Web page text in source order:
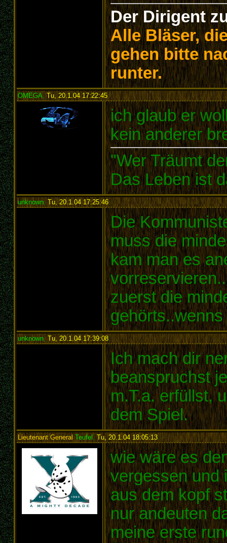
Der Dirigent
Alle Bläser,
gehen bitte
runter.
OMEGA ,Tu, 20.1.04 17:22:45:
ich glaub er
kein anderer
"Wer Träumt
Das Leben ist
unknown,Tu, 20.1.04 17:25:46:
Die
muss die
kam man es
zuerst die
unknown,Tu, 20.1.04 17:39:08:
Ich mach dir
beanspruchst
m.T.a. erfüllst,
dem Spiel.
Lieutenant General Teufel , Tu, 20.1.04 18:05:13:
wie wäre es
vergessen und
aus dem kopf
nur andeuten
meine erste